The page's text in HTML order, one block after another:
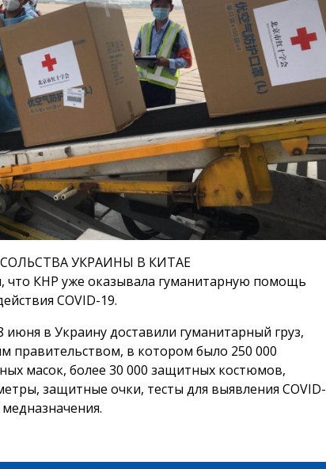
УКРАИНЫ В КИТАЕ
что КНР уже оказывала гуманитарную помощь
COVID-19.
июня в Украину доставили гуманитарный груз,
правительством, в котором было 250 000
масок, более 30 000 защитных костюмов,
защитные очки, тесты для выявления COVID-